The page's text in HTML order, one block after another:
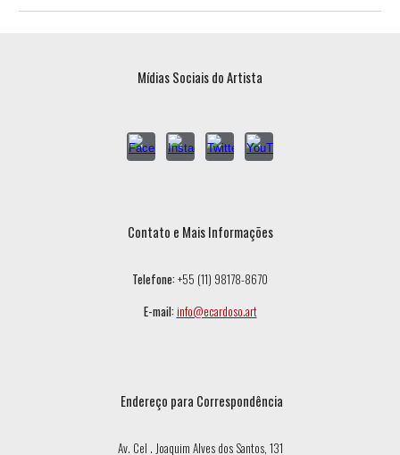
Mídias Sociais do Artista
Contato e Mais Informações
Telefone:+55 (11) 98178-8670
E-mail: info@ecardoso.art
Endereço para Correspondência
Av. Cel . Joaquim Alves dos Santos, 131